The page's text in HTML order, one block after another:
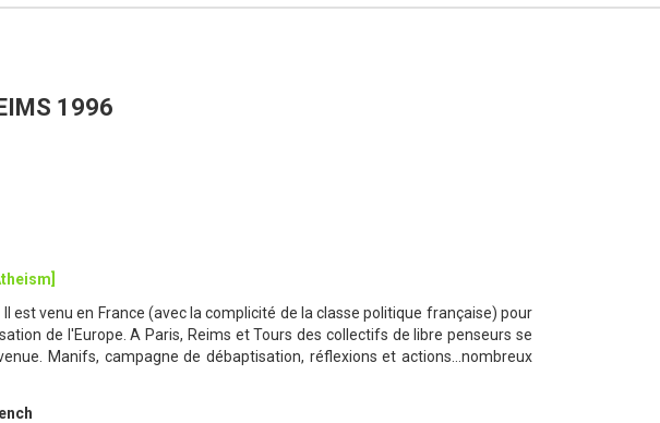
1996
est venu en France (avec la complicité de la classe politique française) pour
de l'Europe. A Paris, Reims et Tours des collectifs de libre penseurs se
Manifs, campagne de débaptisation, réflexions et actions...nombreux